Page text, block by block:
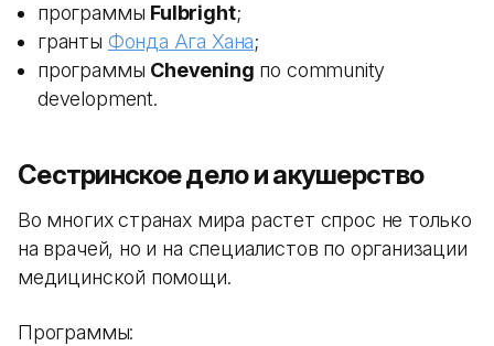
программы Fulbright;
гранты Фонда Ага Хана;
программы Chevening по community
development.
Сестринское дело и акушерство
Во многих странах мира растет спрос не только
на врачей, но и на специалистов по организации
медицинской помощи.
Программы: